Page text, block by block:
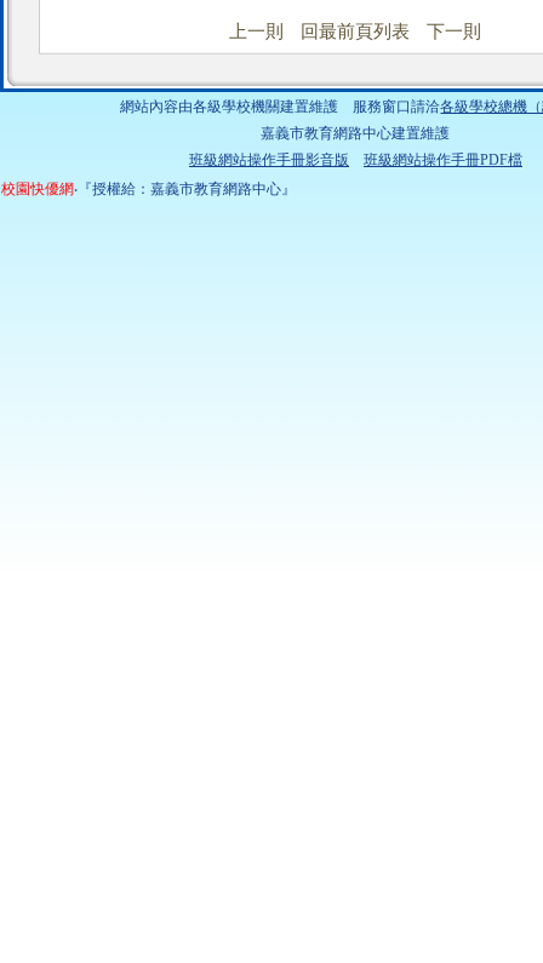
上一則 回最前頁列表 下一則
網站內容由各級學校機關建置維護 服務窗口請洽各級學校總機
嘉義市教育網路中心建置維護
班級網站操作手冊影音版
班級網站操作手冊PDF檔
校園快優網‧『授權給：嘉義市教育網路中心』